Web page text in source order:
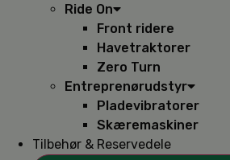
Ride On
Front ridere
Havetraktorer
Zero Turn
Entreprenørudstyr
Pladevibratorer
Skæremaskiner
Tilbehør & Reservedele